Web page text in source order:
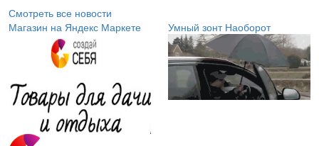
Смотреть все новости
Магазин на Яндекс Маркете
Умный зонт Наоборот